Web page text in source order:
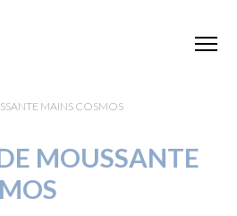
MAINS COSMOS
MOUSSANTE